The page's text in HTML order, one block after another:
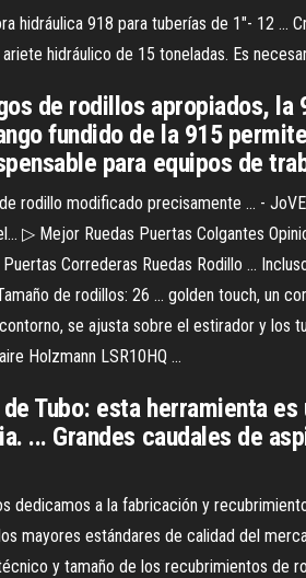
hidráulica 918 para tuberías de 1"- 12
hidráulico de 15 toneladas. Es
de rodillos apropiados, la
fundido de la 915
para equipos de
rodillo modificado precisamente ... -
▷ Mejor Ruedas Puertas Colgantes
Correderas Ruedas Rodillo ...
de rodillos: 26 ... golden touch, un
se ajusta sobre el estirador y los
Holzmann LSR10HQ ...
Tubo: esta herramienta
... Grandes caudales de
dedicamos a la fabricación y
mayores estándares de calidad del
y tamaño de los recubrimientos de